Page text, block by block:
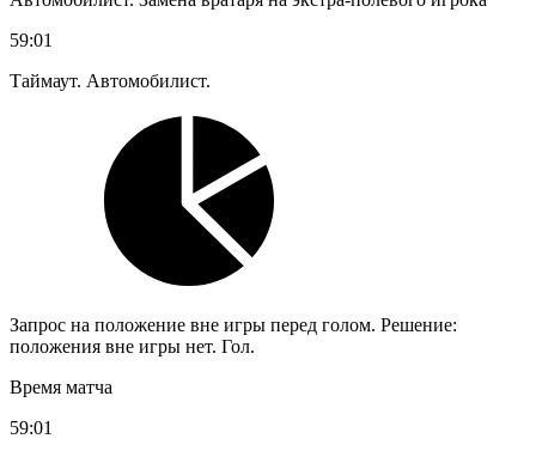
59:01
Таймаут. Автомобилист.
Запрос на положение вне игры перед голом. Решение:
положения вне игры нет. Гол.
Время матча
59:01